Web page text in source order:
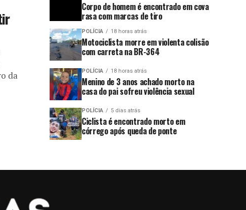
da
Corpo de homem é encontrado em cova
rasa com marcas de tiro
POLÍCIA 18 horas atrás
Motociclista morre em violenta colisão
com carreta na BR-364
POLÍCIA 18 horas atrás
Menino de 3 anos achado morto na
casa do pai sofreu violência sexual
POLÍCIA 5 dias atrás
Ciclista é encontrado morto em
córrego após queda de ponte